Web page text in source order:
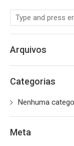
Arquivos
Categorias
Nenhuma
Meta